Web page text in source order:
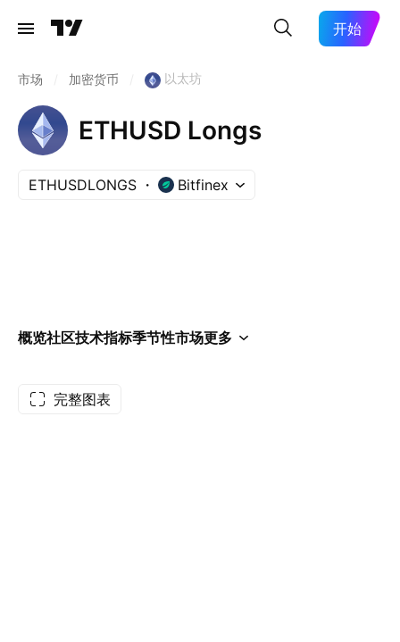
开始
市场 加密货币 以太坊
ETHUSD Longs
ETHUSDLONGS Bitfinex
概览社区技术指标季节性市场更多
完整图表